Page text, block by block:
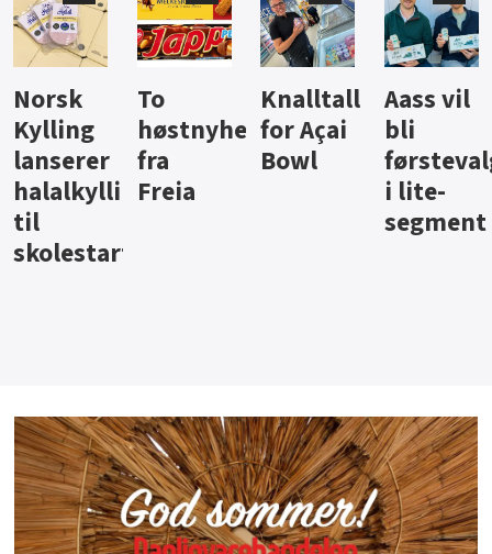
Knalltall
for Açai
Bowl
Aass vil
bli
førstevalg
i lite-
Brus og
jus fra
Berentsen
Hard
iste fra
Hansa